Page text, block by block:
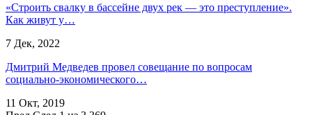
«Строить свалку в бассейне двух рек — это преступление».
Как живут у…
7 Дек, 2022
Дмитрий Медведев провел совещание по вопросам
социально-экономического…
11 Окт, 2019